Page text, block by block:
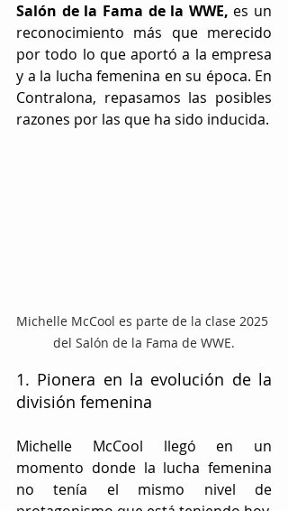
Salón de la Fama de la WWE, es un
reconocimiento más que merecido
por todo lo que aportó a la empresa
y a la lucha femenina en su época. En
Contralona, repasamos las posibles
razones por las que ha sido inducida.
Michelle McCool es parte de la clase 2025
del Salón de la Fama de WWE.
1. Pionera en la evolución de la
división femenina
Michelle McCool llegó en un
momento donde la lucha femenina
no tenía el mismo nivel de